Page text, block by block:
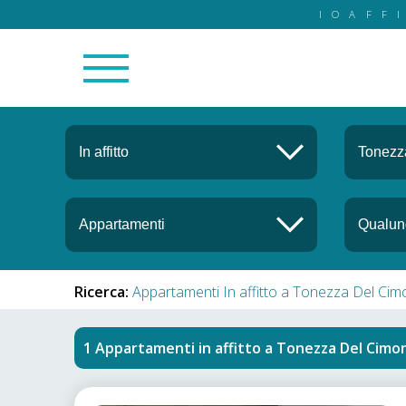
Ricerca: Appartamenti In affitto a Tonezza Del
Appartamenti in affitto a Tonezza Del